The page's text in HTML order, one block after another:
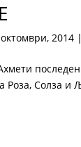
2014 |
последен
Роза, Солза